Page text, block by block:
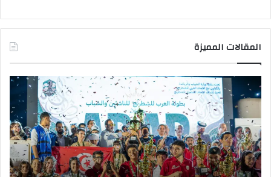
المقالات المميزة
وزير
الشباب
والرياضة
يهنئ
منتخب
مصر
للشطرنج